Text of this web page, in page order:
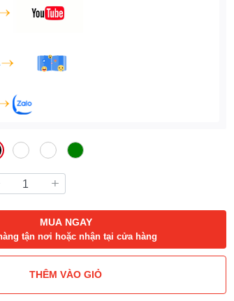
MUA NGAY
tận nơi hoặc nhận tại cửa hàng
THÊM VÀO GIỎ